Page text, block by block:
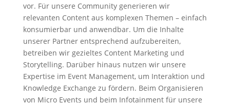
vor. Für unsere Community generieren wir
relevanten Content aus komplexen Themen – einfach
konsumierbar und anwendbar. Um die Inhalte
unserer Partner entsprechend aufzubereiten,
betreiben wir gezieltes Content Marketing und
Storytelling. Darüber hinaus nutzen wir unsere
Expertise im Event Management, um Interaktion und
Knowledge Exchange zu fördern. Beim Organisieren
von Micro Events und beim Infotainment für unsere